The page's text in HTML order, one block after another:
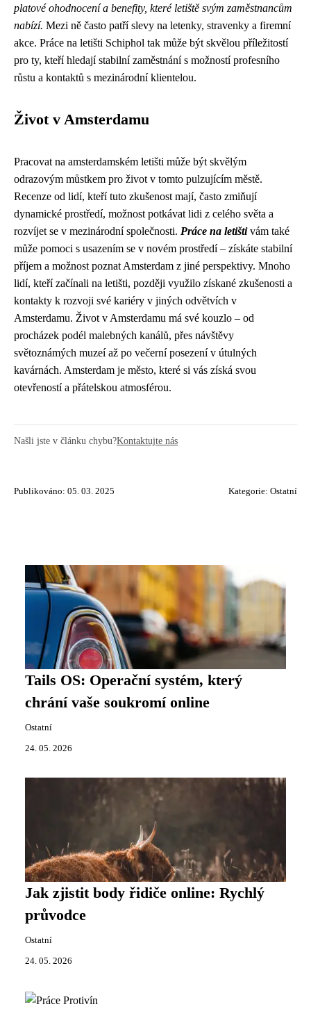
platové ohodnocení a benefity, které letiště svým zaměstnancům
nabízí. Mezi ně často patří slevy na letenky, stravenky a firemní
akce. Práce na letišti Schiphol tak může být skvělou příležitostí
pro ty, kteří hledají stabilní zaměstnání s možností profesního
růstu a kontaktů s mezinárodní klientelou.
Život v Amsterdamu
Pracovat na amsterdamském letišti může být skvělým
odrazovým můstkem pro život v tomto pulzujícím městě.
Recenze od lidí, kteří tuto zkušenost mají, často zmiňují
dynamické prostředí, možnost potkávat lidi z celého světa a
rozvíjet se v mezinárodní společnosti. Práce na letištivám také
může pomoci s usazením se v novém prostředí – získáte stabilní
příjem a možnost poznat Amsterdam z jiné perspektivy. Mnoho
lidí, kteří začínali na letišti, později využilo získané zkušenosti a
kontakty k rozvoji své kariéry v jiných odvětvích v
Amsterdamu. Život v Amsterdamu má své kouzlo – od
procházek podél malebných kanálů, přes návštěvy
světoznámých muzeí až po večerní posezení v útulných
kavárnách. Amsterdam je město, které si vás získá svou
otevřeností a přátelskou atmosférou.
Našli jste v článku chybu?Kontaktujte nás
Publikováno: 05. 03. 2025 Kategorie: Ostatní
Tails OS: Operační systém, který
chrání vaše soukromí online
Ostatní
24. 05. 2026
Jak zjistit body řidiče online: Rychlý
průvodce
Ostatní
24. 05. 2026